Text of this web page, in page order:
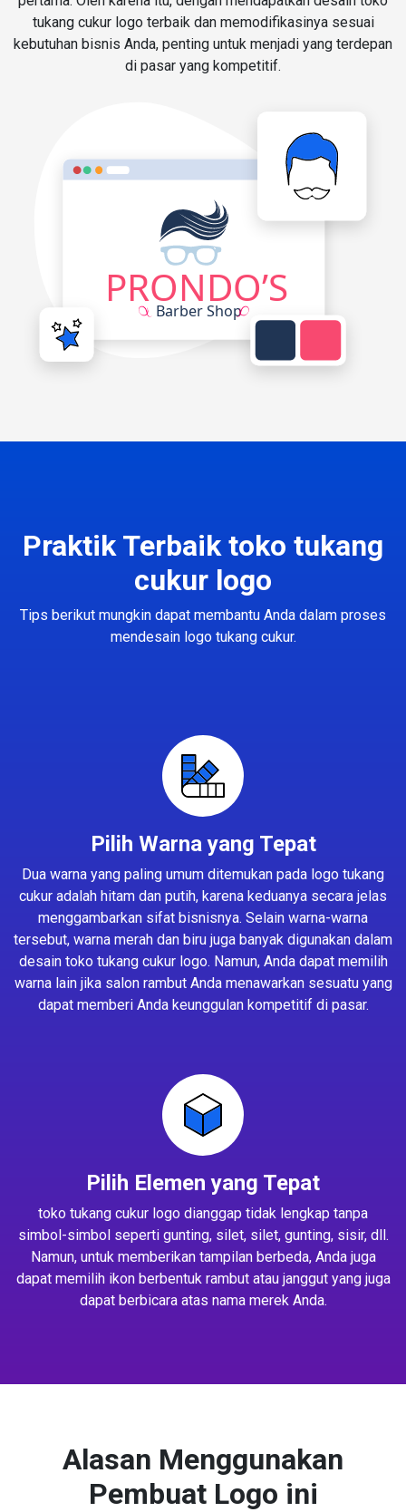
tukang cukur logo terbaik dan memodifikasinya sesuai
kebutuhan bisnis Anda, penting untuk menjadi yang terdepan
di pasar yang kompetitif.
Praktik Terbaik toko tukang
cukur logo
Tips berikut mungkin dapat membantu Anda dalam proses
mendesain logo tukang cukur.
Pilih Warna yang Tepat
Dua warna yang paling umum ditemukan pada logo tukang
cukur adalah hitam dan putih, karena keduanya secara jelas
menggambarkan sifat bisnisnya. Selain warna-warna
tersebut, warna merah dan biru juga banyak digunakan dalam
desain toko tukang cukur logo. Namun, Anda dapat memilih
warna lain jika salon rambut Anda menawarkan sesuatu yang
dapat memberi Anda keunggulan kompetitif di pasar.
Pilih Elemen yang Tepat
toko tukang cukur logo dianggap tidak lengkap tanpa
simbol-simbol seperti gunting, silet, silet, gunting, sisir, dll.
Namun, untuk memberikan tampilan berbeda, Anda juga
dapat memilih ikon berbentuk rambut atau janggut yang juga
dapat berbicara atas nama merek Anda.
Alasan Menggunakan
Pembuat Logo ini